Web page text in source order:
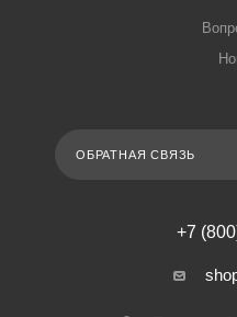
ОБРАТНАЯ СВЯЗЬ
+7